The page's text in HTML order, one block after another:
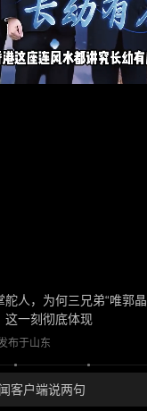
人，为何三兄弟“唯郭晶
这一刻彻底体现
布于山东
客户端说两句